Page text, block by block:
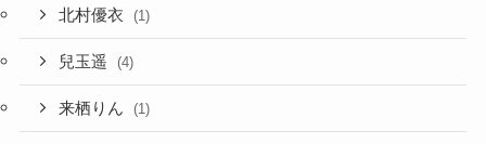
北村優衣 (1)
兒玉遥 (4)
来栖りん (1)